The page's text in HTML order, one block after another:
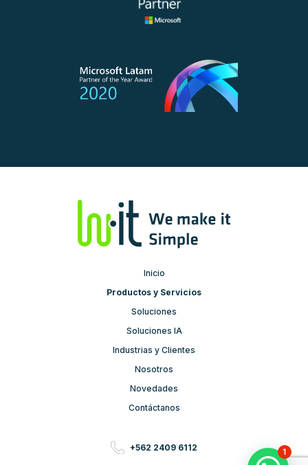
Inicio
Productos y Servicios
Soluciones
Soluciones IA
Industrias y Clientes
Nosotros
Novedades
Contáctanos
+562 2409 6112 1